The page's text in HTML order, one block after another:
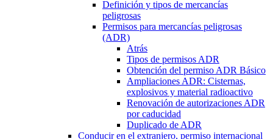
Definición y tipos de mercancías
peligrosas
Permisos para mercancías peligrosas
(ADR)
Atrás
Tipos de permisos ADR
Obtención del permiso ADR Básico
Ampliaciones ADR: Cisternas,
explosivos y material radioactivo
Renovación de autorizaciones ADR
por caducidad
Duplicado de ADR
Conducir en el extranjero, permiso internacional